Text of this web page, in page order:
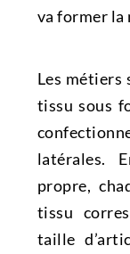
va former
Les
tissu sous
latérales.
propre,
tissu
taille